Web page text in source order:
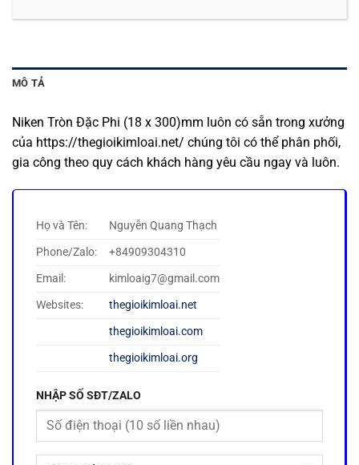
MÔ TẢ
Niken Tròn Đặc Phi (18 x 300)mm luôn có sẵn trong xưởng
của https://thegioikimloai.net/ chúng tôi có thể phân phối,
gia công theo quy cách khách hàng yêu cầu ngay và luôn.
Họ và Tên:
Nguyễn Quang Thạch
Phone/Zalo:
+84909304310
Email:
kimloaig7@gmail.com
Websites:
thegioikimloai.net
thegioikimloai.com
thegioikimloai.org
NHẬP SỐ SĐT/ZALO